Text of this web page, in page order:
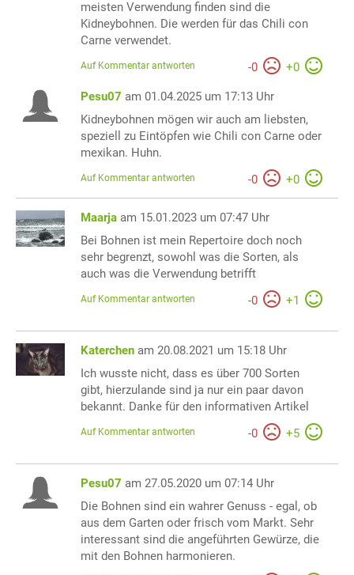
meisten Verwendung finden sind die
Kidneybohnen. Die werden für das Chili con
Carne verwendet.
-0 +0
Auf Kommentar antworten
Pesu07 am 01.04.2025 um 17:13 Uhr
Kidneybohnen mögen wir auch am liebsten,
speziell zu Eintöpfen wie Chili con Carne oder
mexikan. Huhn.
-0 +0
Auf Kommentar antworten
Maarja am 15.01.2023 um 07:47 Uhr
Bei Bohnen ist mein Repertoire doch noch
sehr begrenzt, sowohl was die Sorten, als
auch was die Verwendung betrifft
-0 +1
Auf Kommentar antworten
Katerchen am 20.08.2021 um 15:18 Uhr
Ich wusste nicht, dass es über 700 Sorten
gibt, hierzulande sind ja nur ein paar davon
bekannt. Danke für den informativen Artikel
-0 +5
Auf Kommentar antworten
Pesu07 am 27.05.2020 um 07:14 Uhr
Die Bohnen sind ein wahrer Genuss - egal, ob
aus dem Garten oder frisch vom Markt. Sehr
interessant sind die angeführten Gewürze, die
mit den Bohnen harmonieren.